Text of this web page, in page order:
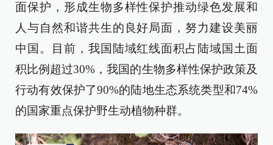
面保护，形成生物多样性保护推动绿色发展和
人与自然和谐共生的良好局面，努力建设美丽
中国。目前，我国陆域红线面积占陆域国土面
积比例超过30%，我国的生物多样性保护政策及
行动有效保护了90%的陆地生态系统类型和74%
的国家重点保护野生动植物种群。